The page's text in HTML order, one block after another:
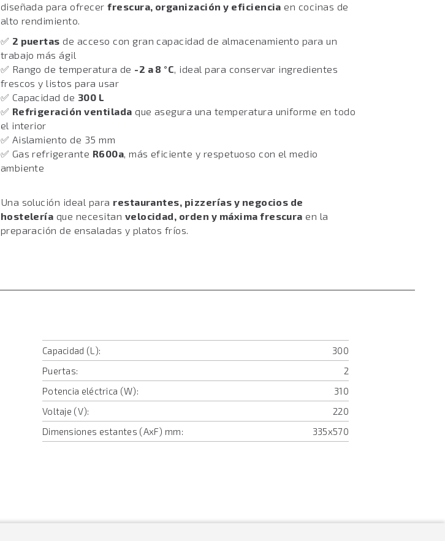
diseñada para ofrecerfrescura, organización y eficiencia en cocinas de
alto rendimiento.
✅ 2 puertas de acceso con gran capacidad de almacenamiento para un
trabajo más ágil
✅ Rango de temperatura de -2 a 8 °C, ideal para conservar ingredientes
frescos y listos para usar
✅ Capacidad de 300 L
✅ Refrigeración ventilada que asegura una temperatura uniforme en todo
el interior
✅ Aislamiento de 35 mm
✅ Gas refrigerante R600a, más eficiente y respetuoso con el medio
ambiente
Una solución ideal para restaurantes, pizzerías y negocios de
hostelería que necesitan velocidad, orden y máxima frescura en la
preparación de ensaladas y platos fríos.
Capacidad (L):
300
Puertas:
2
Potencia eléctrica (W):
310
Voltaje (V):
220
Dimensiones estantes (AxF) mm:
335x570